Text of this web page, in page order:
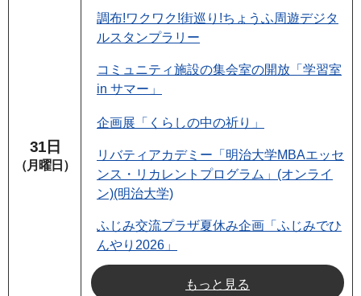
31日
（月曜日）
調布!ワクワク!街巡り!ちょうふ周遊デジタ
ルスタンプラリー
コミュニティ施設の集会室の開放「学習室
in サマー」
企画展「くらしの中の祈り」
リバティアカデミー「明治大学MBAエッセ
ンス・リカレントプログラム」(オンライ
ン)(明治大学)
ふじみ交流プラザ夏休み企画「ふじみでひ
んやり2026」
もっと見る